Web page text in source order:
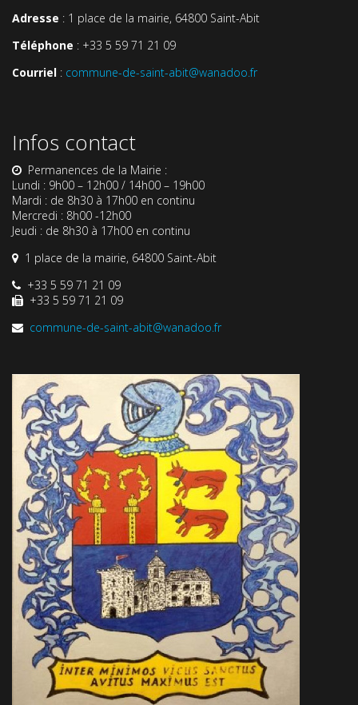
Adresse : 1 place de la mairie, 64800 Saint-Abit
Téléphone : +33 5 59 71 21 09
Courriel : commune-de-saint-abit@wanadoo.fr
Infos contact
Permanences de la Mairie :
Lundi : 9h00 – 12h00 / 14h00 – 19h00
Mardi : de 8h30 à 17h00 en continu
Mercredi : 8h00 -12h00
Jeudi : de 8h30 à 17h00 en continu
1 place de la mairie, 64800 Saint-Abit
+33 5 59 71 21 09
+33 5 59 71 21 09
commune-de-saint-abit@wanadoo.fr